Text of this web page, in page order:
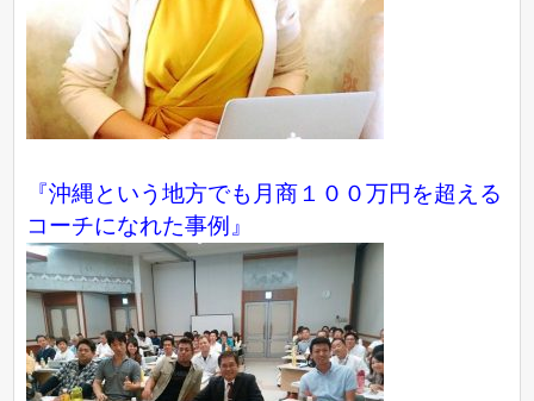
『沖縄という地方でも月商１００万円を超える
コーチになれた事例』